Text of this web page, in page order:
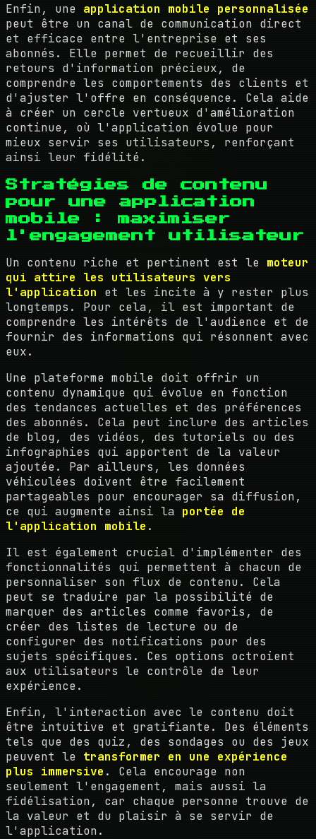
Enfin, une application mobile personnalisée
peut être un canal de communication direct
et efficace entre l'entreprise et ses
abonnés. Elle permet de recueillir des
retours d'information précieux, de
comprendre les comportements des clients et
d'ajuster l'offre en conséquence. Cela aide
à créer un cercle vertueux d'amélioration
continue, où l'application évolue pour
mieux servir ses utilisateurs, renforçant
ainsi leur fidélité.
Stratégies de contenu
pour une application
mobile : maximiser
l'engagement utilisateur
Un contenu riche et pertinent est le moteur
qui attire les utilisateurs vers
l'application et les incite à y rester plus
longtemps. Pour cela, il est important de
comprendre les intérêts de l'audience et de
fournir des informations qui résonnent avec
eux.
Une plateforme mobile doit offrir un
contenu dynamique qui évolue en fonction
des tendances actuelles et des préférences
des abonnés. Cela peut inclure des articles
de blog, des vidéos, des tutoriels ou des
infographies qui apportent de la valeur
ajoutée. Par ailleurs, les données
véhiculées doivent être facilement
partageables pour encourager sa diffusion,
ce qui augmente ainsi la portée de
l'application mobile .
Il est également crucial d'implémenter des
fonctionnalités qui permettent à chacun de
personnaliser son flux de contenu. Cela
peut se traduire par la possibilité de
marquer des articles comme favoris, de
créer des listes de lecture ou de
configurer des notifications pour des
sujets spécifiques. Ces options octroient
aux utilisateurs le contrôle de leur
expérience.
Enfin, l'interaction avec le contenu doit
être intuitive et gratifiante. Des éléments
tels que des quiz, des sondages ou des jeux
peuvent le transformer en une expérience
plus immersive . Cela encourage non
seulement l'engagement, mais aussi la
fidélisation, car chaque personne trouve de
la valeur et du plaisir à se servir de
l'application.